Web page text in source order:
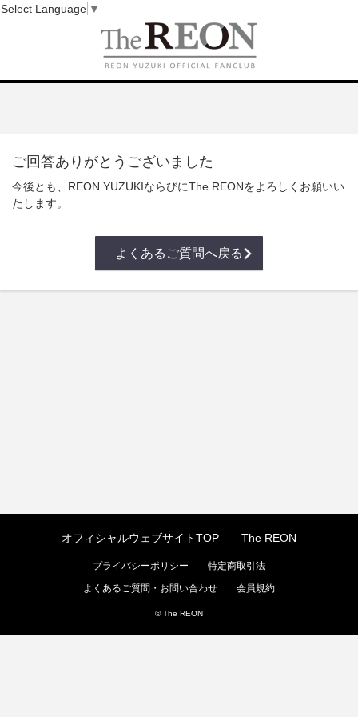
ご回答ありがとうございました
今後とも、REON YUZUKIならびにThe REONをよろしくお願いい
たします。
よくあるご質問へ戻る
オフィシャルウェブサイトTOP The REON
プライバシーポリシー
特定商取引法
よくあるご質問・お問い合わせ
会員規約
© The REON
Select Language ▼